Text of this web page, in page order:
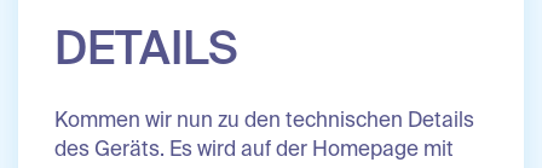
DETAILS
Kommen wir nun zu den technischen Details
des Geräts. Es wird auf der Homepage mit